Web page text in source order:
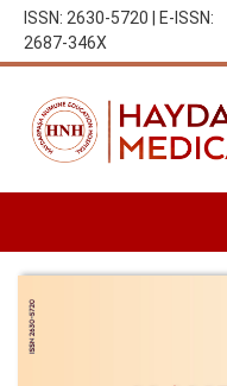
ISSN: 2630-5720 | E-ISSN:
2687-346X